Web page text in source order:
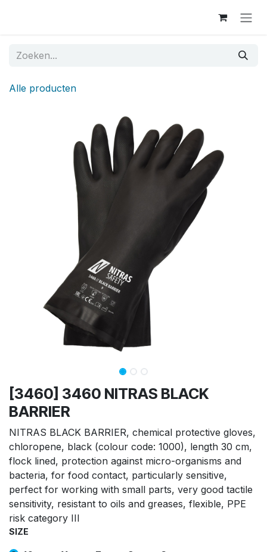
Alle producten
[3460] 3460 NITRAS BLACK
BARRIER
NITRAS BLACK BARRIER, chemical protective gloves,
chloropene, black (colour code: 1000), length 30 cm,
flock lined, protection against micro-organisms and
bacteria, for food contact, particularly sensitive,
perfect for working with small parts, very good tactile
sensitivity, resistant to oils and greases, flexible, PPE
risk category III
SIZE